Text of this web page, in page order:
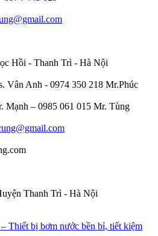
Hồi - Thanh Trì - Hà Nội
Vân Anh - 0974 350 218 Mr.Phúc
Mạnh – 0985 061 015 Mr. Tùng
Thanh Trì - Hà Nội